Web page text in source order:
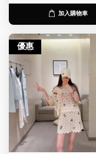
加入購物車
優惠